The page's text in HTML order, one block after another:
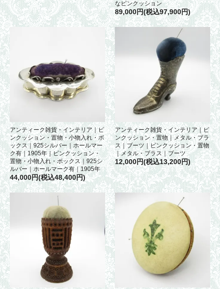
なピンクッション
89,000円(税込97,900円)
アンティーク雑貨・インテリア｜ピ
ンクッション・置物・小物入れ・ボ
ックス｜925シルバー｜ホールマー
ク有｜1905年｜ピンクッション・
置物・小物入れ・ボックス｜925シ
ルバー｜ホールマーク有｜1905年
44,000円(税込48,400円)
アンティーク雑貨・インテリア｜ピ
ンクッション・置物｜メタル・ブラ
ス｜ブーツ｜ピンクッション・置物
｜メタル・ブラス｜ブーツ
12,000円(税込13,200円)